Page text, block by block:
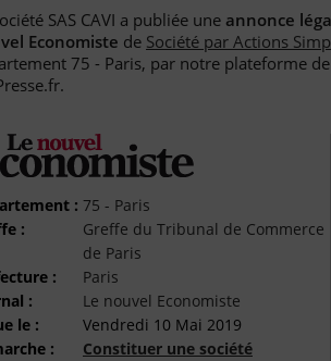
SAS CAVI a publiée une annonce
Economiste de Société par Actions
75 - Paris, par notre plateforme
: 75 - Paris
:
Greffe du Tribunal de Commerce
de Paris
:
Paris
:
Le nouvel Economiste
le :
Vendredi 10 Mai 2019
:
Constituer une société